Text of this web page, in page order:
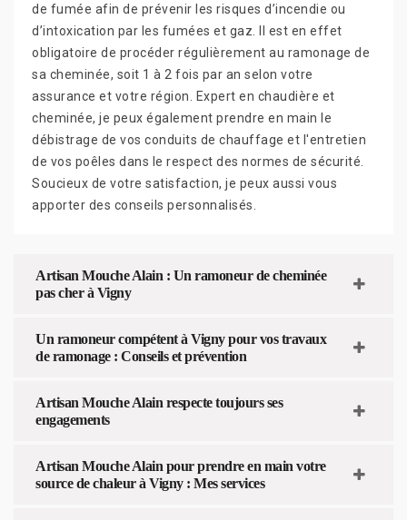
de fumée afin de prévenir les risques d’incendie ou
d’intoxication par les fumées et gaz. Il est en effet
obligatoire de procéder régulièrement au ramonage de
sa cheminée, soit 1 à 2 fois par an selon votre
assurance et votre région. Expert en chaudière et
cheminée, je peux également prendre en main le
débistrage de vos conduits de chauffage et l'entretien
de vos poêles dans le respect des normes de sécurité.
Soucieux de votre satisfaction, je peux aussi vous
apporter des conseils personnalisés.
Artisan Mouche Alain : Un ramoneur de cheminée
pas cher à Vigny
Un ramoneur compétent à Vigny pour vos travaux
de ramonage : Conseils et prévention
Artisan Mouche Alain respecte toujours ses
engagements
Artisan Mouche Alain pour prendre en main votre
source de chaleur à Vigny : Mes services